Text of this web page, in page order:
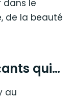
dans le
de la beauté
qui…
au